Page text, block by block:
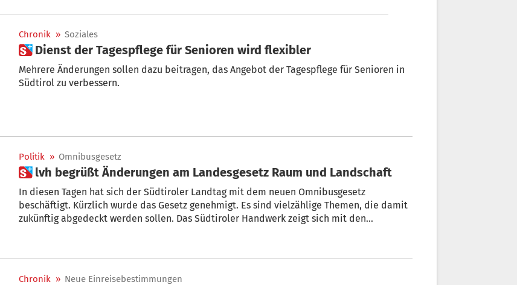
Chronik » Soziales
 Dienst der Tagespflege für Senioren wird flexibler
Mehrere Änderungen sollen dazu beitragen, das Angebot der Tagespflege für Senioren in
Südtirol zu verbessern.
Politik » Omnibusgesetz
 lvh begrüßt Änderungen am Landesgesetz Raum und Landschaft
In diesen Tagen hat sich der Südtiroler Landtag mit dem neuen Omnibusgesetz
beschäftigt. Kürzlich wurde das Gesetz genehmigt. Es sind vielzählige Themen, die damit
zukünftig abgedeckt werden sollen. Das Südtiroler Handwerk zeigt sich mit den
Chronik » Neue Einreisebestimmungen